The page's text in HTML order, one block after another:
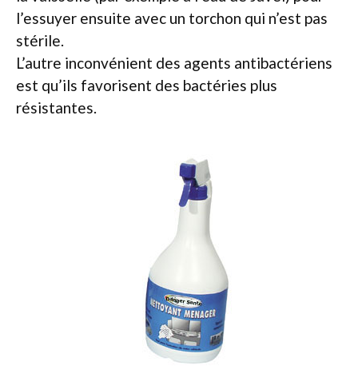
l’essuyer ensuite avec un torchon qui n’est pas
stérile.
L’autre inconvénient des agents antibactériens
est qu’ils favorisent des bactéries plus
résistantes.